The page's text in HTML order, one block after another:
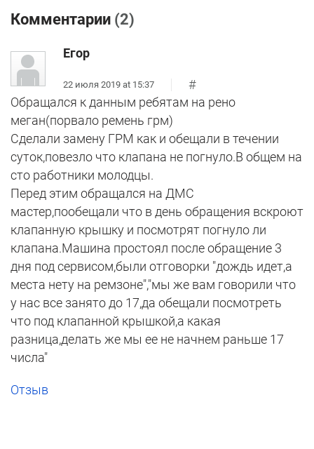
Комментарии (2)
Егор
22 июля 2019 at 15:37
#
Обращался к данным ребятам на рено
меган(порвало ремень грм)
Сделали замену ГРМ как и обещали в течении
суток,повезло что клапана не погнуло.В общем на
сто работники молодцы.
Перед этим обращался на ДМС
мастер,пообещали что в день обращения вскроют
клапанную крышку и посмотрят погнуло ли
клапана.Машина простоял после обращение 3
дня под сервисом,были отговорки "дождь идет,а
места нету на ремзоне","мы же вам говорили что
у нас все занято до 17,да обещали посмотреть
что под клапанной крышкой,а какая
разница,делать же мы ее не начнем раньше 17
числа"
Отзыв